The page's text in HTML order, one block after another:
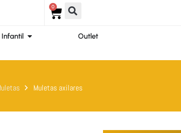
0
Carrito
Infantil Abrir Infantil Outlet
Muletas axilares